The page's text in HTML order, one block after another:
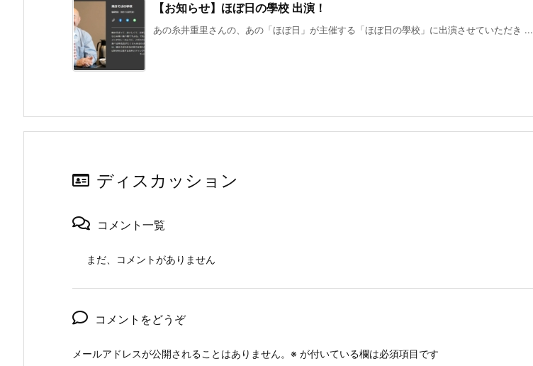
【お知らせ】ほぼ日の學校 出演！
あの糸井重里さんの、あの「ほぼ日」が主催する「ほぼ日の學校」に出演させていただき ...
ディスカッション
コメント一覧
まだ、コメントがありません
コメントをどうぞ
メールアドレスが公開されることはありません。 ※ が付いている欄は必須項目です